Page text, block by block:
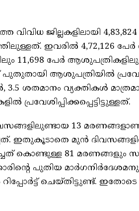
വിവിധ ജില്ലകളിലായി
ഇവരില്‍ 4,72,126 പേര്‍
11,698 പേര്‍
ആശുപത്രിയില്‍
3.5 ശതമാനം വ്യക്തികള്‍
പ്രവേശിപ്പിക്കപ്പെട്ടിട്ടുള്ളത്.
13
ഇതുകൂടാതെ മുന്‍
കൊണ്ടുള്ള 81 മരണങ്ങളും
പുതിയ
ചെയ്തിട്ടുണ്ട്.